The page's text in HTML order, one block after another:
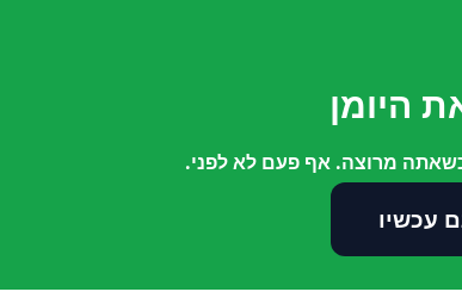
היומן
מרוצה. אף פעם לא לפני.